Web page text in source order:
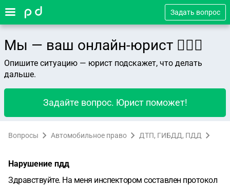
Задать вопрос
Мы — ваш онлайн-юрист 👨🏻‍⚖️
Опишите ситуацию — юрист подскажет, что делать
дальше.
Задайте вопрос. Юрист поможет!
Вопросы Автомобильное право ДТП, ГИБДД, ПДД
Нарушение пдд
Здравствуйте. На меня инспектором составлен протокол